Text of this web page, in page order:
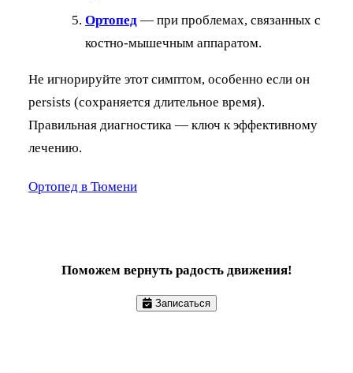
Ортопед — при проблемах, связанных с
костно-мышечным аппаратом.
Не игнорируйте этот симптом, особенно если он
persists (сохраняется длительное время).
Правильная диагностика — ключ к эффективному
лечению.
Ортопед в Тюмени
Поможем вернуть радость движения!
Записаться